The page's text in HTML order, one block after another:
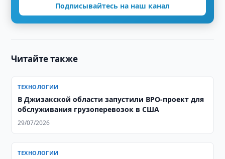
Подписывайтесь на наш канал
Читайте также
ТЕХНОЛОГИИ
В Джизакской области запустили BPO-проект для
обслуживания грузоперевозок в США
29/07/2026
ТЕХНОЛОГИИ